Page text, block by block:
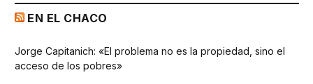
EN EL CHACO
Jorge Capitanich: «El problema no es la propiedad, sino el
acceso de los pobres»